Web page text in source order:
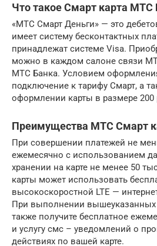
Что такое Смарт карта МТС
«МТС Смарт Деньги» — это
имеет систему бесконтактных
принадлежат системе Visa.
можно в каждом салоне связи
МТС Банка. Условием
подключение к тарифу Смарт, а
оформлении карты в размере 200
Преимущества МТС Смарт
При совершении платежей не
ежемесячно с использованием
хранении на карте не менее 50
карты может использовать
высокоскоростной LTE —
При выполнении вышеуказанных
также получите бесплатное
и услугу смс – уведомлений о
действиях по вашей карте.